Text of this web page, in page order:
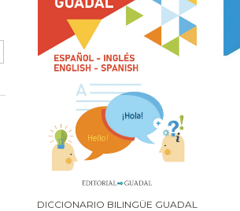
DICCIONARIO BILINGÜE GUADAL